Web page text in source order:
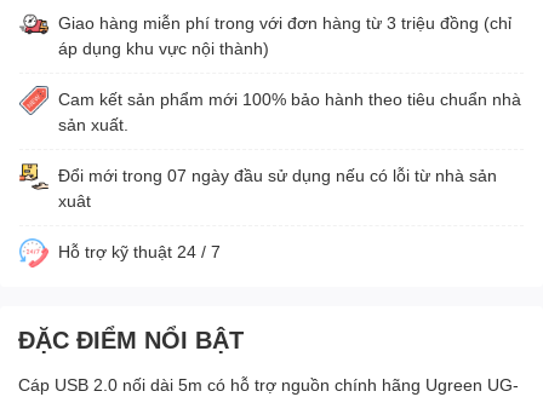
Giao hàng miễn phí trong với đơn hàng từ 3 triệu đồng (chỉ
áp dụng khu vực nội thành)
Cam kết sản phẩm mới 100% bảo hành theo tiêu chuẩn nhà
sản xuất.
Đổi mới trong 07 ngày đầu sử dụng nếu có lỗi từ nhà sản
xuât
Hỗ trợ kỹ thuật 24 / 7
ĐẶC ĐIỂM NỔI BẬT
Cáp USB 2.0 nối dài 5m có hỗ trợ nguồn chính hãng Ugreen UG-